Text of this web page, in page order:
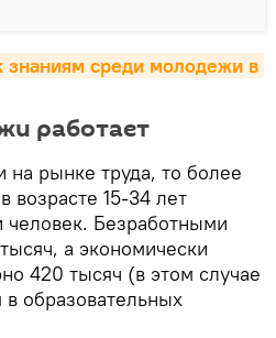
знаниям среди молодежи в
работает
на рынке труда, то более
возрасте 15-34 лет
человек. Безработными
а экономически
420 тысяч (в этом случае
образовательных